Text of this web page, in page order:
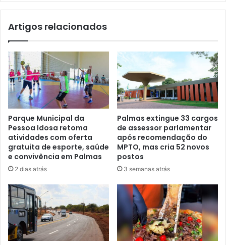
Artigos relacionados
Parque Municipal da
Pessoa Idosa retoma
atividades com oferta
gratuita de esporte, saúde
e convivência em Palmas
2 dias atrás
Palmas extingue 33 cargos
de assessor parlamentar
após recomendação do
MPTO, mas cria 52 novos
postos
3 semanas atrás